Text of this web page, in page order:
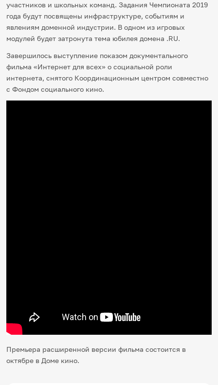
участников и школьных команд. Задания Чемпионата 2019
года будут посвящены инфраструктуре, событиям и
явлениям доменной индустрии. В одном из игровых
модулей будет затронута тема юбилея домена .RU.
Завершилось выступление показом документального
фильма «Интернет для всех» о социальной роли
интернета, снятого Координационным центром совместно
с Фондом социального кино.
Премьера расширенной версии фильма состоится в
октябре в Доме кино.